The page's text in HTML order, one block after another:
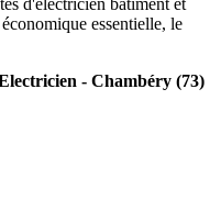
d'électricien bâtiment et
essentielle, le
- Chambéry (73)